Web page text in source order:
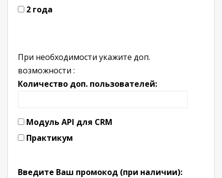
2 года
При необходимости укажите доп.
возможности :
Количество доп. пользователей:
Модуль API для CRM
Практикум
Введите Ваш промокод (при наличии):